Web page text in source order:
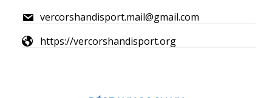
vercorshandisport.mail@gmail.com
https://vercorshandisport.org